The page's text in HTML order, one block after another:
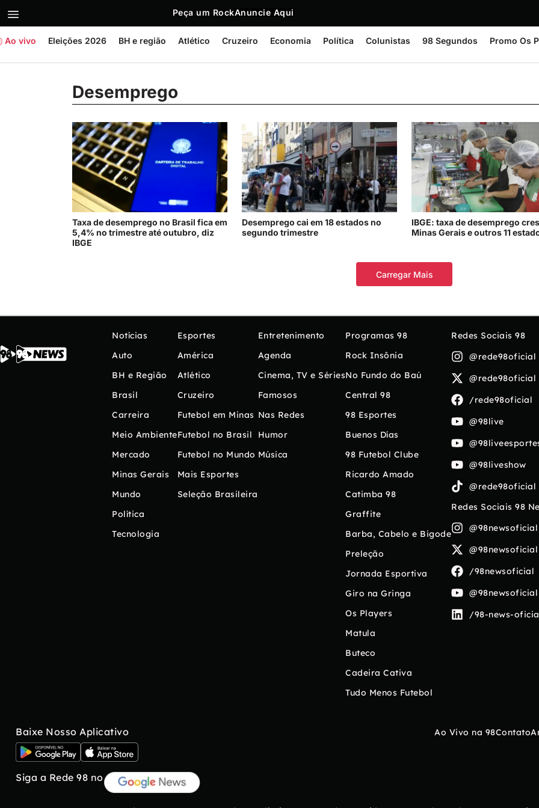
Peça um RockAnuncie Aqui
Ao vivo Eleições 2026 BH e região Atlético Cruzeiro Economia Política Colunistas 98 Segundos Promo Os
Desemprego
Taxa de desemprego no Brasil fica em
5,4% no trimestre até outubro, diz
IBGE
Desemprego cai em 18 estados no
segundo trimestre
IBGE: taxa de desemprego
Minas Gerais e outros 11
Carregar Mais
Notícias
Auto
BH e Região
Brasil
Carreira
Meio Ambiente
Mercado
Minas Gerais
Mundo
Política
Tecnologia
Esportes
América
Atlético
Cruzeiro
Futebol em Minas
Futebol no Brasil
Futebol no Mundo
Mais Esportes
Seleção Brasileira
Entretenimento
Agenda
Cinema, TV e Séries
Famosos
Nas Redes
Humor
Música
Programas 98
Rock Insônia
No Fundo do Baú
Central 98
98 Esportes
Buenos Días
98 Futebol Clube
Ricardo Amado
Catimba 98
Graffite
Barba, Cabelo e Bigode
Preleção
Jornada Esportiva
Giro na Gringa
Os Players
Matula
Buteco
Cadeira Cativa
Tudo Menos Futebol
Redes Sociais 98
@rede98oficial
@rede98oficial
/rede98oficial
@98live
@98liveshow
@rede98oficial
Redes Sociais 98
@98newsoficial
@98newsoficial
/98newsoficial
@98newsoficial
/98-news-
Baixe Nosso Aplicativo
Siga a Rede 98 no
Ao Vivo na 98Contato